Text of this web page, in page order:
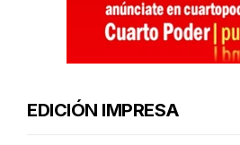
EDICIÓN IMPRESA